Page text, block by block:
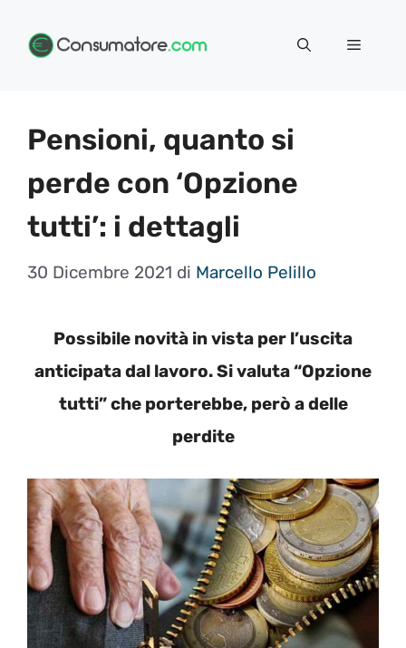
Menu
Pensioni, quanto si
perde con ‘Opzione
tutti’: i dettagli
30 Dicembre 2021 di Marcello Pelillo
Possibile novità in vista per l’uscita
anticipata dal lavoro. Si valuta “Opzione
tutti” che porterebbe, però a delle
perdite